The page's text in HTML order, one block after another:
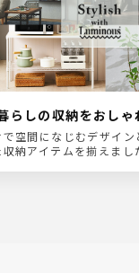
らしの収納をおしゃ
で空間になじむデザイン
納アイテムを揃えまし